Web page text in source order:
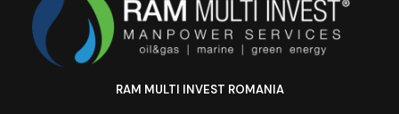
RAM MULTI INVEST ROMANIA